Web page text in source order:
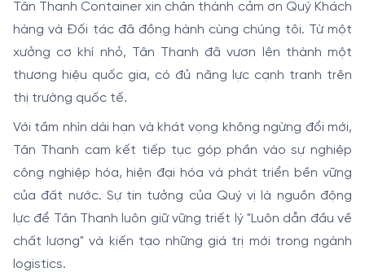
Tân Thanh Container xin chân thành cảm ơn Quý Khách
hàng và Đối tác đã đồng hành cùng chúng tôi. Từ một
xưởng cơ khí nhỏ, Tân Thanh đã vươn lên thành một
thương hiệu quốc gia, có đủ năng lực cạnh tranh trên
thị trường quốc tế.
Với tầm nhìn dài hạn và khát vọng không ngừng đổi mới,
Tân Thanh cam kết tiếp tục góp phần vào sự nghiệp
công nghiệp hóa, hiện đại hóa và phát triển bền vững
của đất nước. Sự tin tưởng của Quý vị là nguồn động
lực để Tân Thanh luôn giữ vững triết lý "Luôn dẫn đầu về
chất lượng" và kiến tạo những giá trị mới trong ngành
logistics.